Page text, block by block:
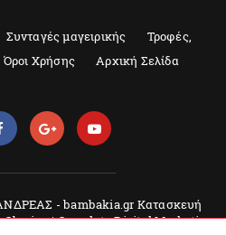
Συνταγές μαγειρικής
Τροφές,
Όροι Χρήσης Αρχική Σελίδα
- bambakia.gr Κατασκευή
Qbrains | Complete Digital Marketing